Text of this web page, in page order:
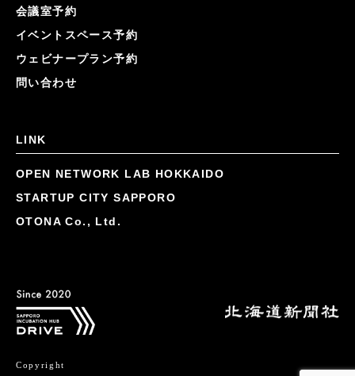
会議室予約
イベントスペース予約
ウェビナープラン予約
問い合わせ
LINK
OPEN NETWORK LAB HOKKAIDO
STARTUP CITY SAPPORO
OTONA Co., Ltd.
Copyright